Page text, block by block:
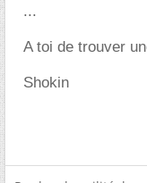
...
A toi de trouver
Shokin